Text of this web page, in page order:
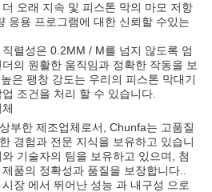
오래 지속 및 피스톤 막의 마모 저항
응용 프로그램에 대한 신뢰할 수있는
렬성은 0.2MM / M를 넘지 않도록 엄
의 원활한 움직임과 정확한 작동을 보
은 팽창 강도는 우리의 피스톤 막대기
조건을 처리 할 수 있습니다.
부한 제조업체로서, Chunfa는 고품질
경험과 전문 지식을 보유하고 있습니
기술자의 팀을 보유하고 있으며, 첨
품의 정확성과 품질을 보장합니다..
장 에서 뛰어난 성능 과 내구성 으로